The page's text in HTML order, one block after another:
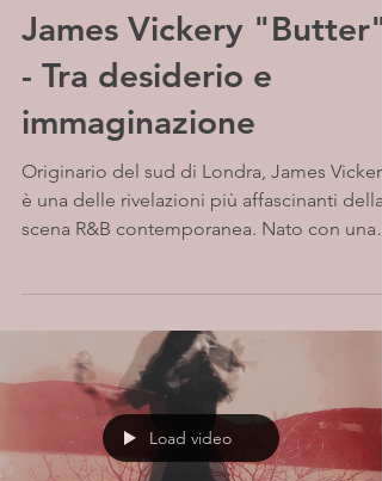
James Vickery "Butter"
- Tra desiderio e
immaginazione
Originario del sud di Londra, James Vickery
è una delle rivelazioni più affascinanti della
scena R&B contemporanea. Nato con una
Load video